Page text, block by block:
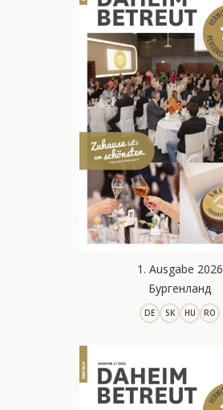
1. Ausgabe 2026
Бургенланд
DE SK HU RO